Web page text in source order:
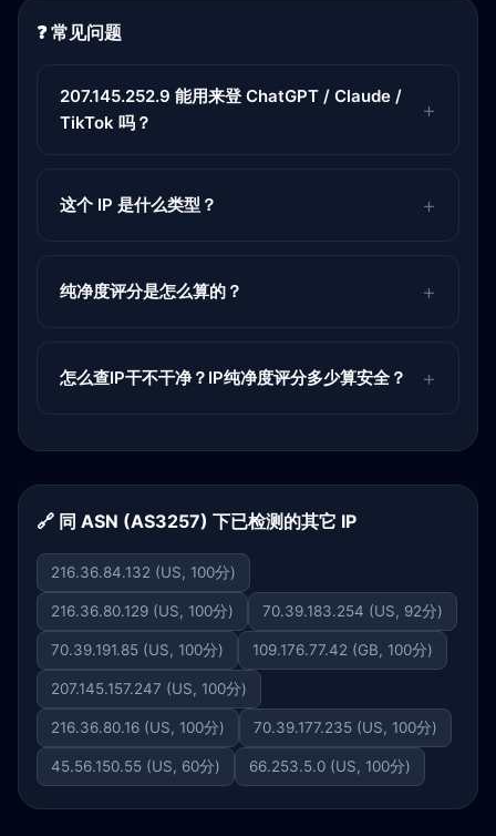
❓ 常见问题
207.145.252.9 能用来登 ChatGPT / Claude /
TikTok 吗？
这个 IP 是什么类型？
纯净度评分是怎么算的？
怎么查IP干不干净？IP纯净度评分多少算安全？
🔗 同 ASN (AS3257) 下已检测的其它 IP
216.36.84.132 (US, 100分)
216.36.80.129 (US, 100分) 70.39.183.254 (US, 92分)
70.39.191.85 (US, 100分) 109.176.77.42 (GB, 100分)
207.145.157.247 (US, 100分)
216.36.80.16 (US, 100分) 70.39.177.235 (US, 100分)
45.56.150.55 (US, 60分) 66.253.5.0 (US, 100分)